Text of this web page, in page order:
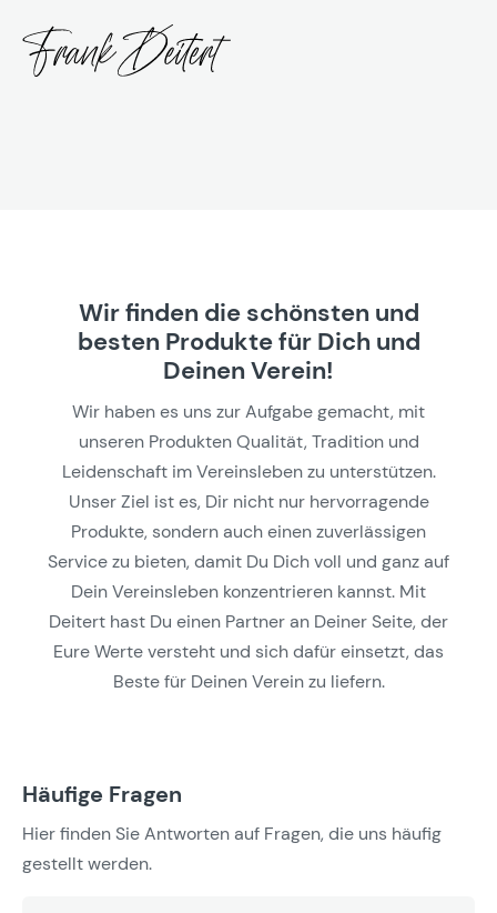
Wir finden die schönsten und
besten Produkte für Dich und
Deinen Verein!
Wir haben es uns zur Aufgabe gemacht, mit
unseren Produkten Qualität, Tradition und
Leidenschaft im Vereinsleben zu unterstützen.
Unser Ziel ist es, Dir nicht nur hervorragende
Produkte, sondern auch einen zuverlässigen
Service zu bieten, damit Du Dich voll und ganz auf
Dein Vereinsleben konzentrieren kannst. Mit
Deitert hast Du einen Partner an Deiner Seite, der
Eure Werte versteht und sich dafür einsetzt, das
Beste für Deinen Verein zu liefern.
Häufige Fragen
Hier finden Sie Antworten auf Fragen, die uns häufig
gestellt werden.